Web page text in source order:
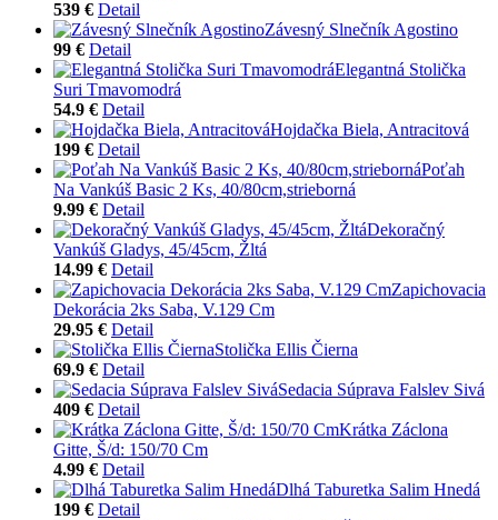
539 € Detail
Závesný Slnečník Agostino
99 € Detail
Elegantná Stolička
Suri Tmavomodrá
54.9 € Detail
Hojdačka Biela, Antracitová
199 € Detail
Poťah
Na Vankúš Basic 2 Ks, 40/80cm,strieborná
9.99 € Detail
Dekoračný
Vankúš Gladys, 45/45cm, Žltá
14.99 € Detail
Zapichovacia
Dekorácia 2ks Saba, V.129 Cm
29.95 € Detail
Stolička Ellis Čierna
69.9 € Detail
Sedacia Súprava Falslev Sivá
409 € Detail
Krátka Záclona
Gitte, Š/d: 150/70 Cm
4.99 € Detail
Dlhá Taburetka Salim Hnedá
199 € Detail